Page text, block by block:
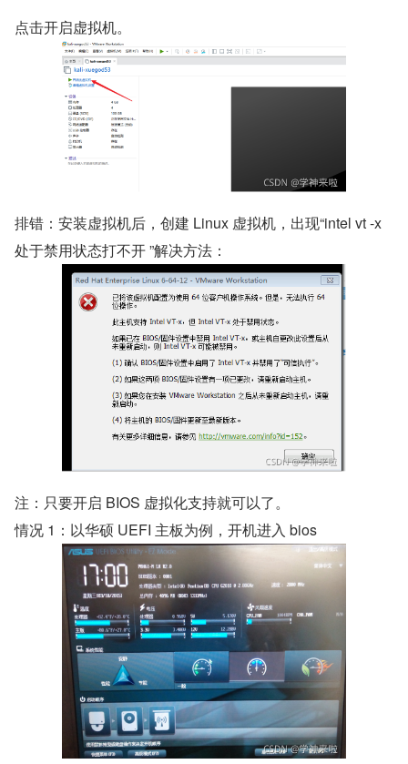
点击开启虚拟机。
排错：安装虚拟机后，创建 Linux 虚拟机，出现“intel vt -x
处于禁用状态打不开 ”解决方法：
注：只要开启 BIOS 虚拟化支持就可以了。
情况 1：以华硕 UEFI 主板为例，开机进入 bios